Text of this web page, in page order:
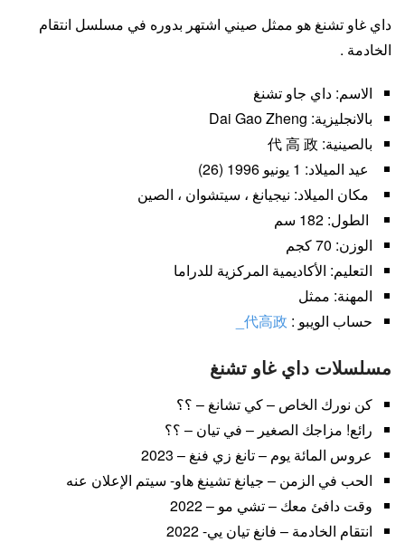
داي غاو تشنغ هو ممثل صيني اشتهر بدوره في مسلسل انتقام
الخادمة .
الاسم: داي جاو تشنغ
بالانجليزية: Dai Gao Zheng
بالصينية: 代 高 政
عيد الميلاد: 1 يونيو 1996 (26)
مكان الميلاد: نيجيانغ ، سيتشوان ، الصين
الطول: 182 سم
الوزن: 70 كجم
التعليم: الأكاديمية المركزية للدراما
المهنة: ممثل
حساب الويبو : 代高政_
مسلسلات داي غاو تشنغ
كن نورك الخاص – كي تشانغ – ؟؟
رائع! مزاجك الصغير – في تيان – ؟؟
عروس المائة يوم – تانغ زي فنغ – 2023
الحب في الزمن – جيانغ تشينغ هاو- سيتم الإعلان عنه
وقت دافئ معك – تشي مو – 2022
انتقام الخادمة – فانغ تيان يي- 2022